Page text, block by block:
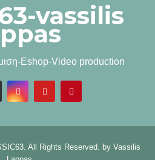
vassilis
Eshop-Video production
All Rights Reserved. by Vassilis